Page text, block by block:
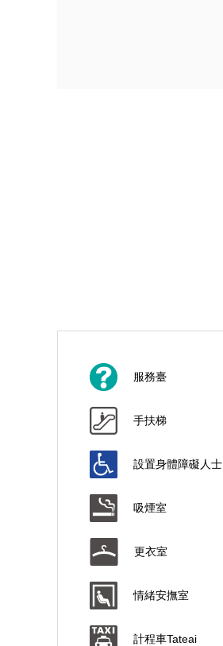
服務臺
手扶梯
設置身體障礙人士
吸煙室
更衣室
情緒安撫室
計程車Tateai